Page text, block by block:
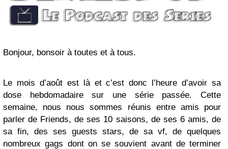
Bonjour, bonsoir à toutes et à tous.
Le mois d’août est là et c’est donc l’heure d’avoir sa
dose hebdomadaire sur une série passée. Cette
semaine, nous nous sommes réunis entre amis pour
parler de Friends, de ses 10 saisons, de ses 6 amis, de
sa fin, des ses guests stars, de sa vf, de quelques
nombreux gags dont on se souvient avant de terminer